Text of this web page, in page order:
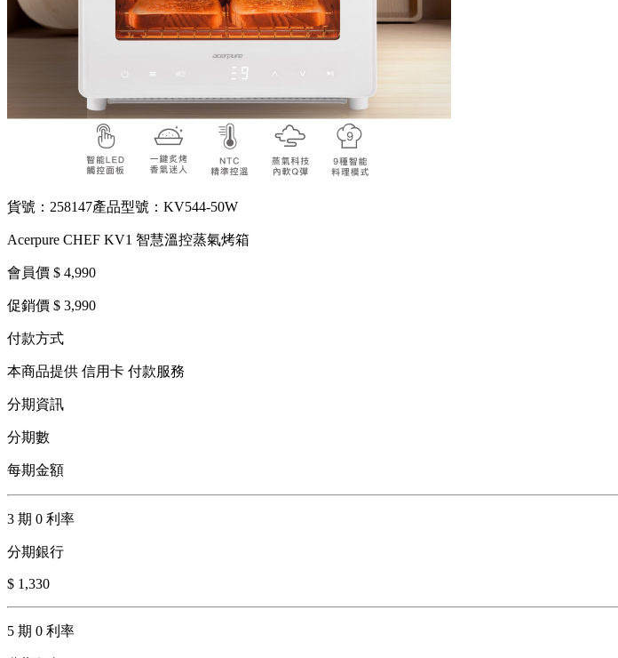
貨號：258147產品型號：KV544-50W
Acerpure CHEF KV1 智慧溫控蒸氣烤箱
會員價 $ 4,990
促銷價 $ 3,990
付款方式
本商品提供 信用卡 付款服務
分期資訊
分期數
每期金額
3 期 0 利率
分期銀行
$ 1,330
5 期 0 利率